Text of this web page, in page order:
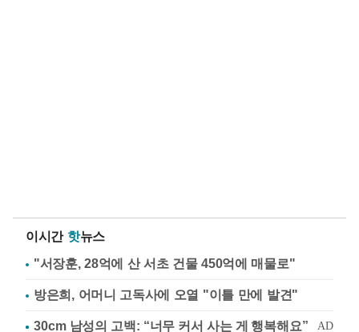
이시간 핫뉴스
"서장훈, 28억에 산 서초 건물 450억에 매물로"
방은희, 어머니 고독사에 오열 "이틀 만에 발견"